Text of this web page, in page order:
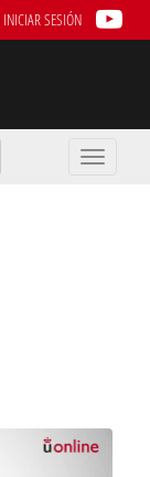
INICIAR SESIÓN
Toggle